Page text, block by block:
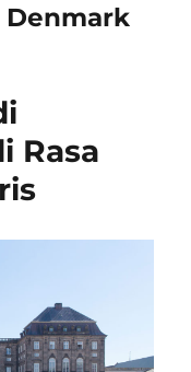
Denmark
Rasa